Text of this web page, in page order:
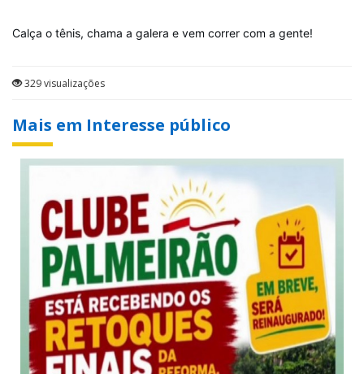
Calça o tênis, chama a galera e vem correr com a gente!
329 visualizações
Mais em Interesse público